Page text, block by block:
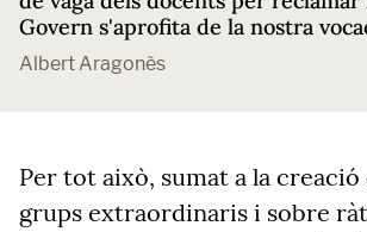
Govern s'aprofita de la nostra
Albert Aragonès
Per tot això, sumat a la
grups extraordinaris i sobre